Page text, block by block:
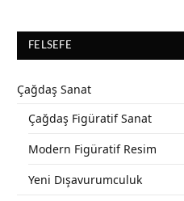
FELSEFE
Çağdaş Sanat
Çağdaş Figüratif Sanat
Modern Figüratif Resim
Yeni Dışavurumculuk